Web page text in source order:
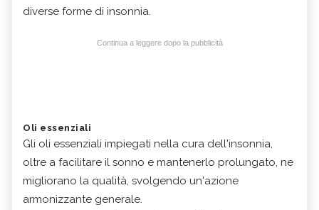
diverse forme di insonnia.
Continua a leggere dopo la pubblicità
Oli essenziali
Gli oli essenziali impiegati nella cura dell'insonnia,
oltre a facilitare il sonno e mantenerlo prolungato, ne
migliorano la qualità, svolgendo un'azione
armonizzante generale.